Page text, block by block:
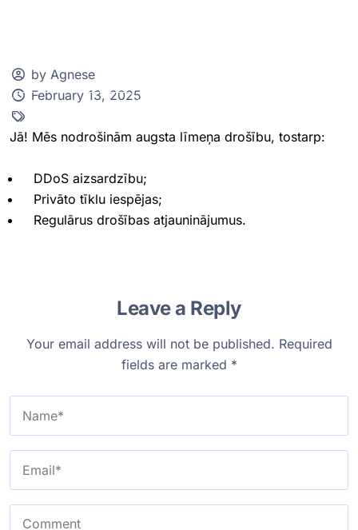
by Agnese
February 13, 2025
Jā! Mēs nodrošinām augsta līmeņa drošību, tostarp:
DDoS aizsardzību;
Privāto tīklu iespējas;
Regulārus drošības atjauninājumus.
Leave a Reply
Your email address will not be published. Required
fields are marked *